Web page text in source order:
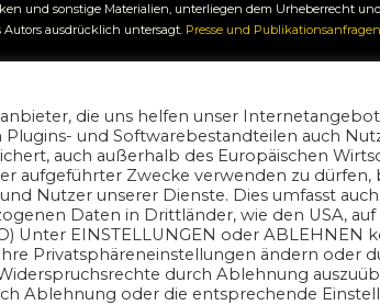
und sonstige Materialien, unterliegen dem Urheberrecht
ausdrücklich untersagt. Presse und
die uns helfen unser
und Softwarebestandteilen auch
auch außerhalb des Europäischen
aufgeführter Zwecke verwenden zu dürfen,
Nutzer unserer Dienste. Dies umfasst
Daten in Drittländer, wie den USA, auf
Unter EINSTELLUNGEN oder ABLEHNEN
Privatsphäreneinstellungen ändern oder
durch Ablehnung
Ablehnung oder die entsprechende